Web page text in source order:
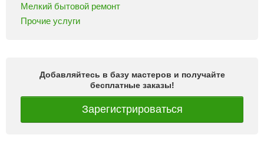
Мелкий бытовой ремонт
Прочие услуги
Добавляйтесь в базу мастеров и получайте
бесплатные заказы!
Зарегистрироваться